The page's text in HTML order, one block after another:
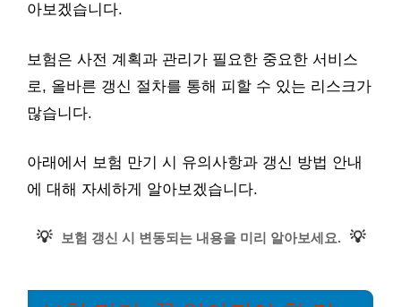
아보겠습니다.
보험은 사전 계획과 관리가 필요한 중요한 서비스
로, 올바른 갱신 절차를 통해 피할 수 있는 리스크가
많습니다.
아래에서 보험 만기 시 유의사항과 갱신 방법 안내
에 대해 자세하게 알아보겠습니다.
💡 보험 갱신 시 변동되는 내용을 미리 알아보세요. 💡